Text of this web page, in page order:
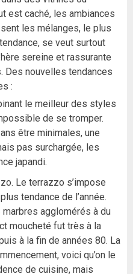
est caché, les ambiances
les mélanges, le plus
se veut surtout
sereine et rassurante
Des nouvelles tendances
:
le meilleur des styles
de se tromper.
être minimales, une
pas surchargée, les
japandi.
Le terrazzo s’impose
tendance de l’année.
agglomérés à du
moucheté fut très à la
à la fin de années 80. La
voici qu’on le
de cuisine, mais